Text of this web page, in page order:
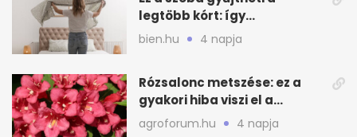
legtöbb kórt: így
mélytisztítsd otthon
bien.hu 4 napja
Rózsalonc metszése: ez a
gyakori hiba viszi el a
virágzást
agroforum.hu 4 napja